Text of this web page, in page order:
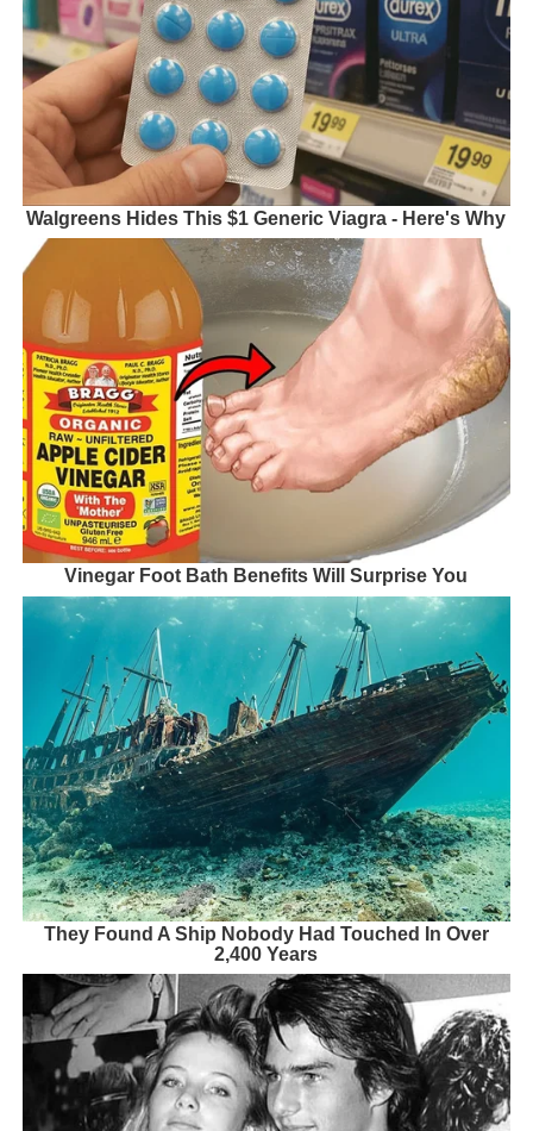
Walgreens Hides This $1 Generic Viagra - Here's Why
Vinegar Foot Bath Benefits Will Surprise You
They Found A Ship Nobody Had Touched In Over
2,400 Years